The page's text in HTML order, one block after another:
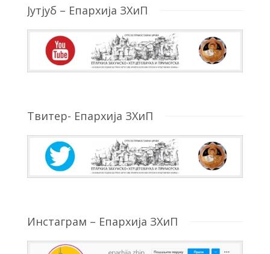
Јутјуб – Епархија ЗХиП
Твитер- Епархија ЗХиП
Инстаграм – Епархија ЗХиП